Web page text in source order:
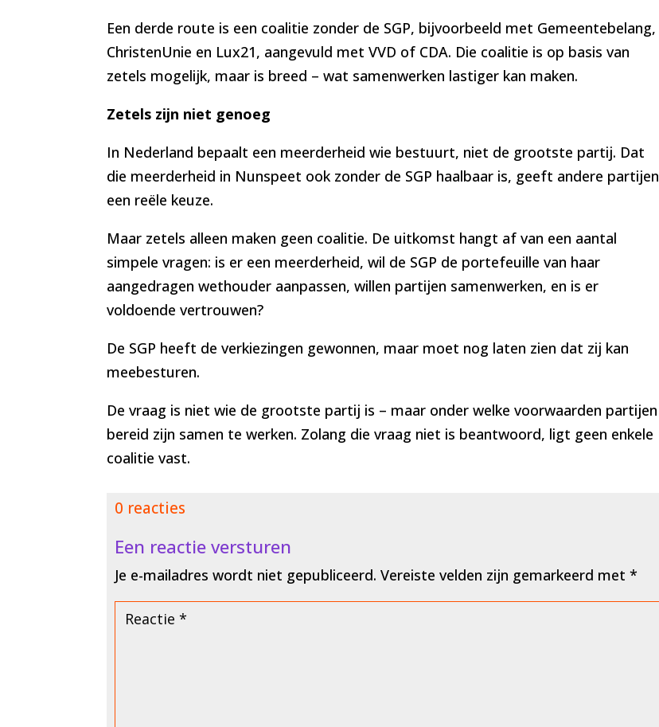
Een derde route is een coalitie zonder de SGP, bijvoorbeeld met Gemeentebelang,
ChristenUnie en Lux21, aangevuld met VVD of CDA. Die coalitie is op basis van
zetels mogelijk, maar is breed – wat samenwerken lastiger kan maken.
Zetels zijn niet genoeg
In Nederland bepaalt een meerderheid wie bestuurt, niet de grootste partij. Dat
die meerderheid in Nunspeet ook zonder de SGP haalbaar is, geeft andere partijen
een reële keuze.
Maar zetels alleen maken geen coalitie. De uitkomst hangt af van een aantal
simpele vragen: is er een meerderheid, wil de SGP de portefeuille van haar
aangedragen wethouder aanpassen, willen partijen samenwerken, en is er
voldoende vertrouwen?
De SGP heeft de verkiezingen gewonnen, maar moet nog laten zien dat zij kan
meebesturen.
De vraag is niet wie de grootste partij is – maar onder welke voorwaarden partijen
bereid zijn samen te werken. Zolang die vraag niet is beantwoord, ligt geen enkele
coalitie vast.
0 reacties
Een reactie versturen
Je e-mailadres wordt niet gepubliceerd. Vereiste velden zijn gemarkeerd met*